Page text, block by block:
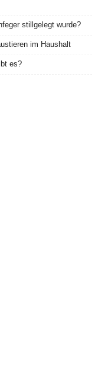
stillgelegt wurde?
im Haushalt
es?